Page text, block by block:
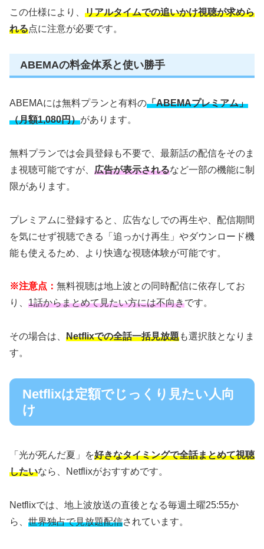
この仕様により、 リアルタイムでの追いかけ視聴が求めら
れる点に注意が必要です。
ABEMAの料金体系と使い勝手
ABEMAには無料プランと有料の「ABEMAプレミアム」
（月額1,080円）があります。
無料プランでは会員登録も不要で、最新話の配信をそのま
ま視聴可能ですが、 広告が表示されるなど一部の機能に制
限があります。
プレミアムに登録すると、広告なしでの再生や、配信期間
を気にせず視聴できる「追っかけ再生」やダウンロード機
能も使えるため、より快適な視聴体験が可能です。
※注意点： 無料視聴は地上波との同時配信に依存してお
り、 1話からまとめて見たい方には不向きです。
その場合は、 Netflixでの全話一括見放題も選択肢となりま
す。
Netflixは定額でじっくり見たい人向
け
「光が死んだ夏」を好きなタイミングで全話まとめて視聴
したいなら、Netflixがおすすめです。
Netflixでは、地上波放送の直後となる毎週土曜25:55か
ら、 世界独占で見放題配信されています。